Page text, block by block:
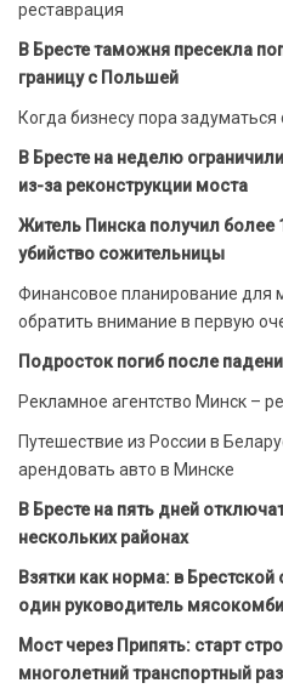
реставрация
В Бресте таможня пресекла
границу с Польшей
Когда бизнесу пора задуматься
В Бресте на неделю
из-за реконструкции моста
Житель Пинска получил более
убийство сожительницы
Финансовое планирование для
обратить внимание в первую
Подросток погиб после
Рекламное агентство Минск –
Путешествие из России в
арендовать авто в Минске
В Бресте на пять дней
нескольких районах
Взятки как норма: в
один руководитель
Мост через Припять: старт
многолетний транспортный